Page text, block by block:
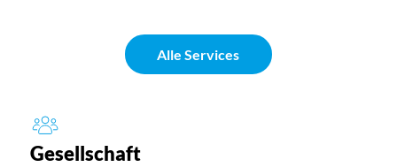
Alle Services
Gesellschaft